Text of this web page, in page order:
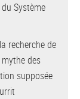
Système
recherche de
des
supposée